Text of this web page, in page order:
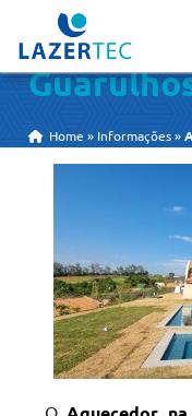
Home » Informações »
O